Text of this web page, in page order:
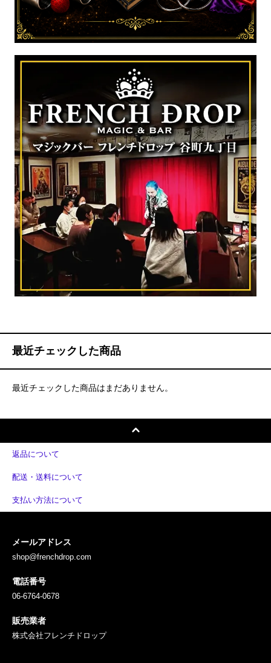
最近チェックした商品
最近チェックした商品はまだありません。
返品について
配送・送料について
支払い方法について
メールアドレス
shop@frenchdrop.com
電話番号
06-6764-0678
販売業者
株式会社フレンチドロップ